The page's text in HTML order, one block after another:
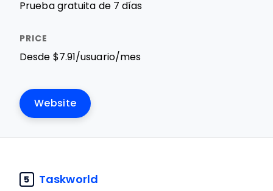
Prueba gratuita de 7 días
Desde $7.91/usuario/mes
Website
5 Taskworld